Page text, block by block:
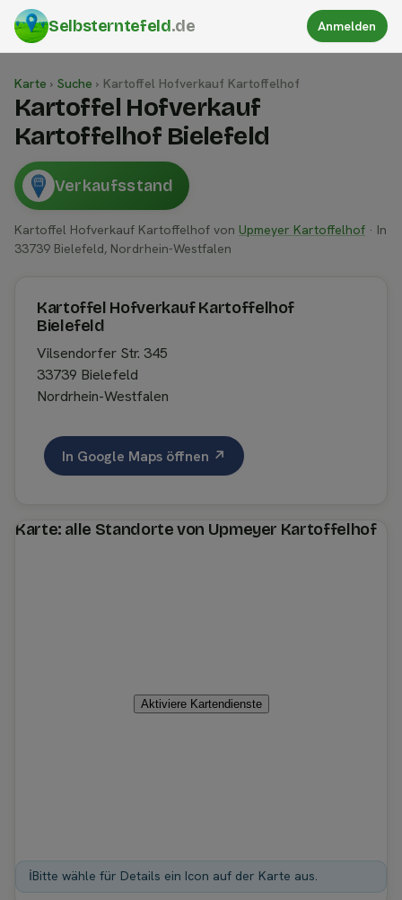
Selbsterntefeld.de Anmelden
Karte › Suche › Kartoffel Hofverkauf Kartoffelhof
Kartoffel Hofverkauf
Kartoffelhof Bielefeld
Verkaufsstand
Kartoffel Hofverkauf Kartoffelhof von Upmeyer Kartoffelhof · In
33739 Bielefeld, Nordrhein-Westfalen
Kartoffel Hofverkauf Kartoffelhof
Bielefeld
Vilsendorfer Str. 345
33739 Bielefeld
Nordrhein-Westfalen
In Google Maps öffnen ↗
Karte: alle Standorte von Upmeyer Kartoffelhof
Aktiviere Kartendienste
ℹ️Bitte wähle für Details ein Icon auf der Karte aus.